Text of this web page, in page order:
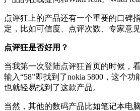
点评狂上的产品还有一个重要的口
定，比如可信度、点评次数、专家意
点评狂是否好用？
当我第一次登陆点评狂首页的时候，
输入“58”即找到了nokia 5800，这个
也就轻易找到了这款产品。
当然，其他的数码产品比如笔记本电